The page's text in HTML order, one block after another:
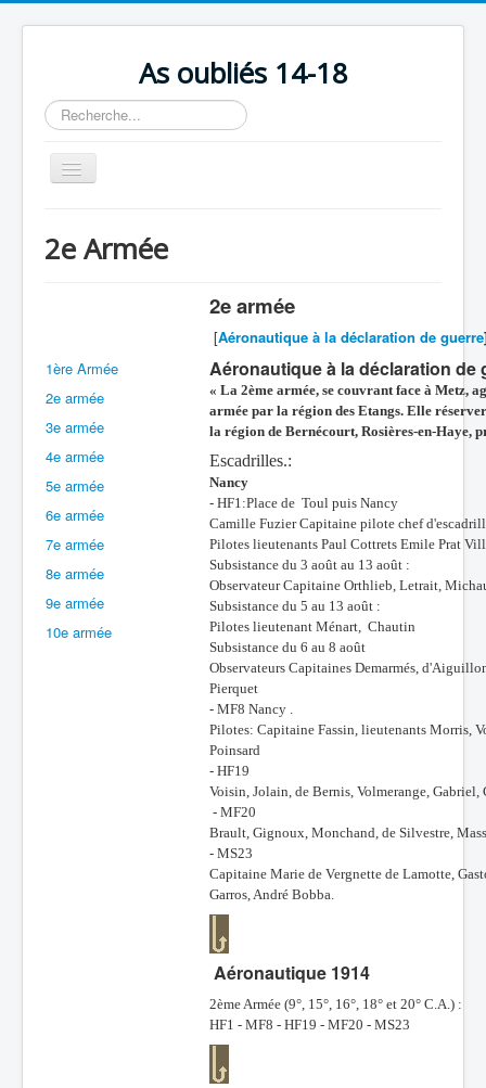
As oubliés 14-18
Rechercher
Basculer
la
Chronologie
Avions
Personnels
Doctrines
Batailles
Les As
2e Armée
2e armée
[Aéronautique à la déclaration de guerre
1ère Armée
2e armée
3e armée
4e armée
5e armée
6e armée
7e armée
8e armée
9e armée
10e armée
Aéronautique à la déclaration de
« La 2ème armée, se couvrant face à Metz,
armée par la région des Etangs. Elle
la région de Bernécourt, Rosières-en-Haye,
Escadrilles.:
Nancy
- HF1:Place de Toul puis Nancy
Camille Fuzier Capitaine pilote chef
Pilotes lieutenants Paul Cottrets Emile Prat
Subsistance du 3 août au 13 août :
Observateur Capitaine Orthlieb, Letrait,
Subsistance du 5 au 13 août :
Pilotes lieutenant Ménart, Chautin
Subsistance du 6 au 8 août
Observateurs Capitaines Demarmés,
Pierquet
- MF8 Nancy .
Pilotes: Capitaine Fassin, lieutenants Morris,
Poinsard
- HF19
Voisin, Jolain, de Bernis, Volmerange,
- MF20
Brault, Gignoux, Monchand, de Silvestre,
- MS23
Capitaine Marie de Vergnette de Lamotte,
Garros, André Bobba.
Aéronautique 1914
2ème Armée (9°, 15°, 16°, 18° et 20° C.A.) :
HF1 - MF8 - HF19 - MF20 - MS23